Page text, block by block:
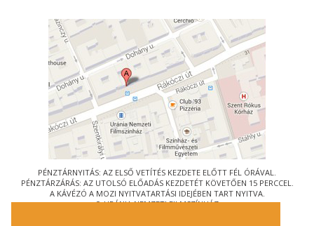
PÉNZTÁRNYITÁS: AZ ELSŐ VETÍTÉS KEZDETE ELŐTT FÉL ÓRÁVAL.
PÉNZTÁRZÁRÁS: AZ UTOLSÓ ELŐADÁS KEZDETÉT KÖVETŐEN 15 PERCCEL.
A KÁVÉZÓ A MOZI NYITVATARTÁSI IDEJÉBEN TART NYITVA.
© URÁNIA NEMZETI FILMSZÍNHÁZ